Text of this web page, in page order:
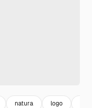
natura logo